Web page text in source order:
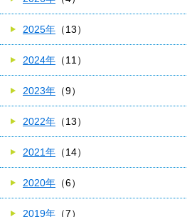
2025年 （13）
2024年 （11）
2023年 （9）
2022年 （13）
2021年 （14）
2020年 （6）
2019年 （7）